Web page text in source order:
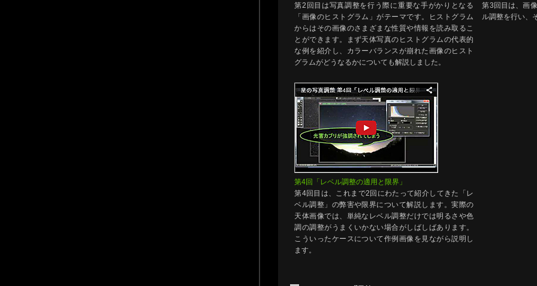
第2回目は写真調整を行う際に重要な手がかりとなる
「画像のヒストグラム」がテーマです。ヒストグラム
からはその画像のさまざまな性質や情報を読み取るこ
とができます。まず天体写真のヒストグラムの代表的
な例を紹介し、カラーバランスが崩れた画像のヒスト
グラムがどうなるかについても解説しました。
第3回目は、画
ル調整を行い、
第4回「レベル調整の適用と限界」
第4回目は、これまで2回にわたって紹介してきた「レ
ベル調整」の弊害や限界について解説します。実際の
天体画像では、単純なレベル調整だけでは明るさや色
調の調整がうまくいかない場合がしばしばあります。
こういったケースについて作例画像を見ながら説明し
ます。